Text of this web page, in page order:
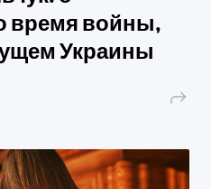
время войны,
Украины